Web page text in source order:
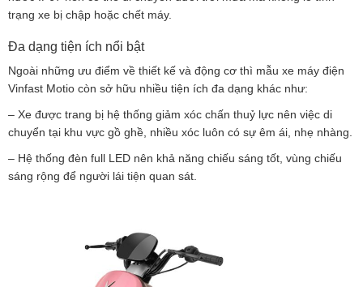
trạng xe bị chập hoặc chết máy.
Đa dạng tiện ích nổi bật
Ngoài những ưu điểm về thiết kế và động cơ thì mẫu xe máy điện
Vinfast Motio còn sở hữu nhiều tiện ích đa dạng khác như:
– Xe được trang bị hệ thống giảm xóc chấn thuỷ lực nên việc di
chuyển tại khu vực gồ ghề, nhiều xóc luôn có sự êm ái, nhẹ nhàng.
– Hệ thống đèn full LED nên khả năng chiếu sáng tốt, vùng chiếu
sáng rộng để người lái tiện quan sát.